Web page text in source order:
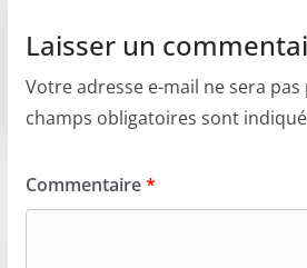
Laisser un
Votre adresse e-mail ne sera pas
champs obligatoires sont
Commentaire*